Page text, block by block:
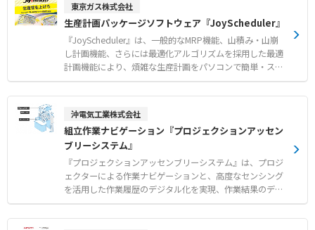
る、管理図、ヒストグラム、パレート図、散布図等はActiv
eXコントロールでご提供し、エンドユーザの仕様にあった
システム構築を容易にします。
東京ガス株式会社
生産計画パッケージソフトウェア『JoyScheduler』
『JoyScheduler』は、一般的なMRP機能、山積み・山崩
し計画機能、さらには最適化アルゴリズムを採用した最適
計画機能により、煩雑な生産計画をパソコンで簡単・スピ
ーディーに作成することができ、計画担当者を手助けしま
す。 ●工程毎に優先順位計画が可能 色・形状などの処理
す ●外部システムとの親和性追求 ERP、生産管理システ
ムとのデータ連携が簡単にでき、外部からJoySchedulerの
起動、停止、計画処理等が簡単に実現できます ●加工組立
基板製造、電子部品、自動車部品等の加工組立工程に対応
します。また、食品、薬品等のバッチ生産工程にも対応で
きます ●わかりやすい計画評価機能 スケジューリングし
た結果を納期遅れ、リードタイム、滞留時間等の評価値と
沖電気工業株式会社
組立作業ナビゲーション『プロジェクションアッセン
ブリーシステム』
『プロジェクションアッセンブリーシステム』は、プロジ
ェクターによる作業ナビゲーションと、高度なセンシング
を活用した作業履歴のデジタル化を実現、作業結果のデジ
タルデータ化（可視化）により、生産現場での組立作業ミ
スのゼロ化を支援するシステムです。 ●作業ミス「ゼロ」